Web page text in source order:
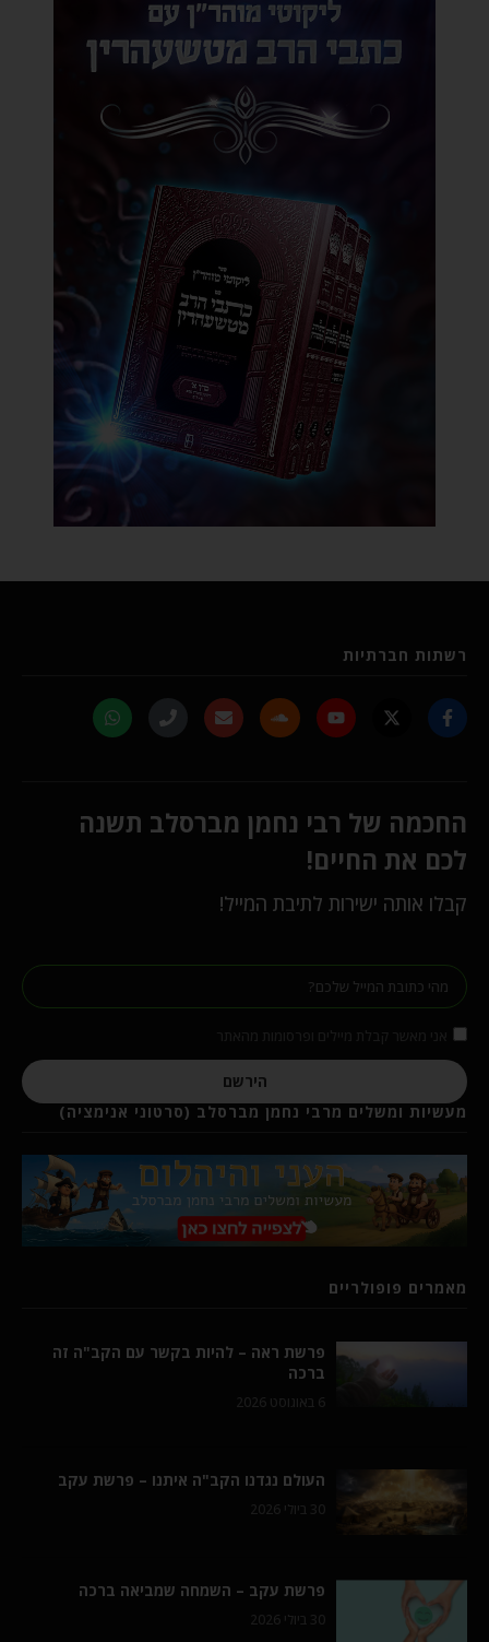
רשתות חברתיות
החכמה של רבי נחמן מברסלב תשנה
לכם את החיים!
קבלו אותה ישירות לתיבת המייל!
הירשם
מעשיות ומשלים מרבי נחמן מברסלב (סרטוני אנימציה)
מאמרים פופולריים
פרשת ראה – להיות בקשר עם הקב"ה זה
ברכה
6 באוגוסט 2026
העולם נגדנו הקב"ה איתנו – פרשת עקב
30 ביולי 2026
פרשת עקב – השמחה שמביאה ברכה
30 ביולי 2026